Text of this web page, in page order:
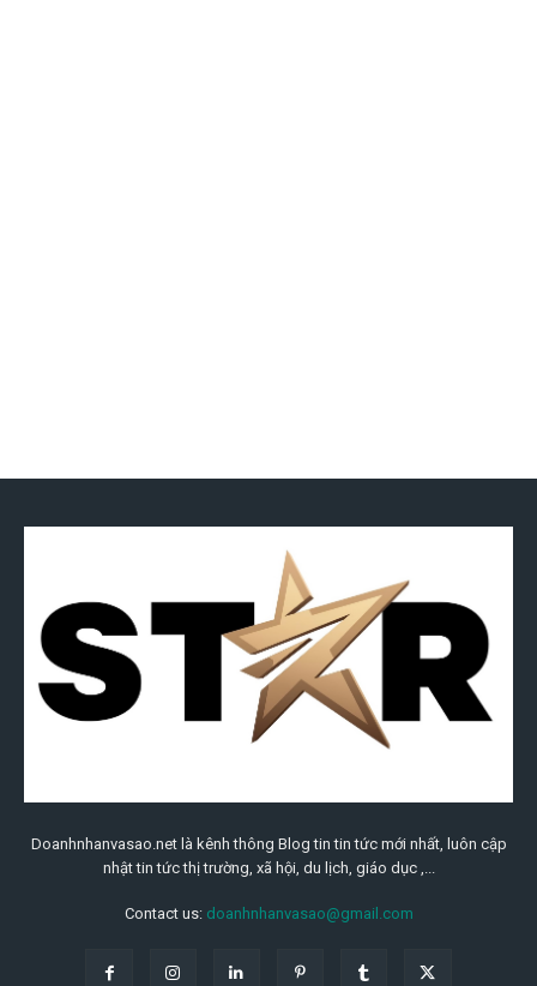
Doanhnhanvasao.net là kênh thông Blog tin tin tức mới nhất, luôn cập
nhật tin tức thị trường, xã hội, du lịch, giáo dục ,...
Contact us: doanhnhanvasao@gmail.com